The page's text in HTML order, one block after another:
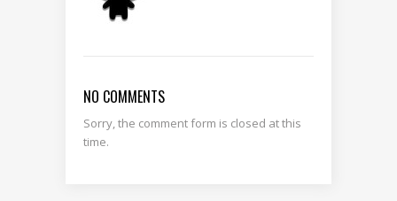
NO COMMENTS
Sorry, the comment form is closed at this
time.